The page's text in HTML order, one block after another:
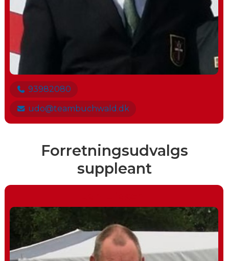
93982080
udo@teambuchwald.dk
Forretningsudvalgs
suppleant